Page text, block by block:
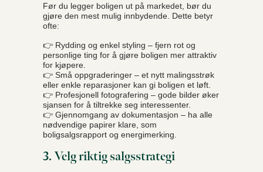
Før du legger boligen ut på markedet, bør du
gjøre den mest mulig innbydende. Dette betyr
ofte:
👉 Rydding og enkel styling – fjern rot og
personlige ting for å gjøre boligen mer attraktiv
for kjøpere.
👉 Små oppgraderinger – et nytt malingsstrøk
eller enkle reparasjoner kan gi boligen et løft.
👉 Profesjonell fotografering – gode bilder øker
sjansen for å tiltrekke seg interessenter.
👉 Gjennomgang av dokumentasjon – ha alle
nødvendige papirer klare, som
boligsalgsrapport og energimerking.
3. Velg riktig salgsstrategi